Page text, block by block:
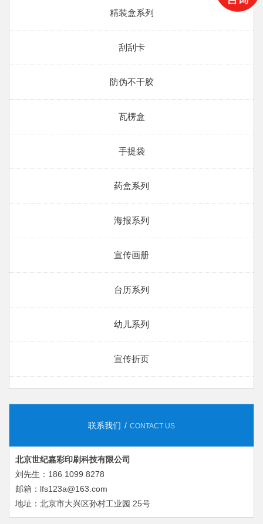
精装盒系列
刮刮卡
防伪不干胶
瓦楞盒
手提袋
药盒系列
海报系列
宣传画册
台历系列
幼儿系列
宣传折页
联系我们 CONTACT US
北京世纪嘉彩印刷科技有限公司
刘先生：186 1099 8278
邮箱：lfs123a@163.com
地址：北京市大兴区孙村工业园 25号